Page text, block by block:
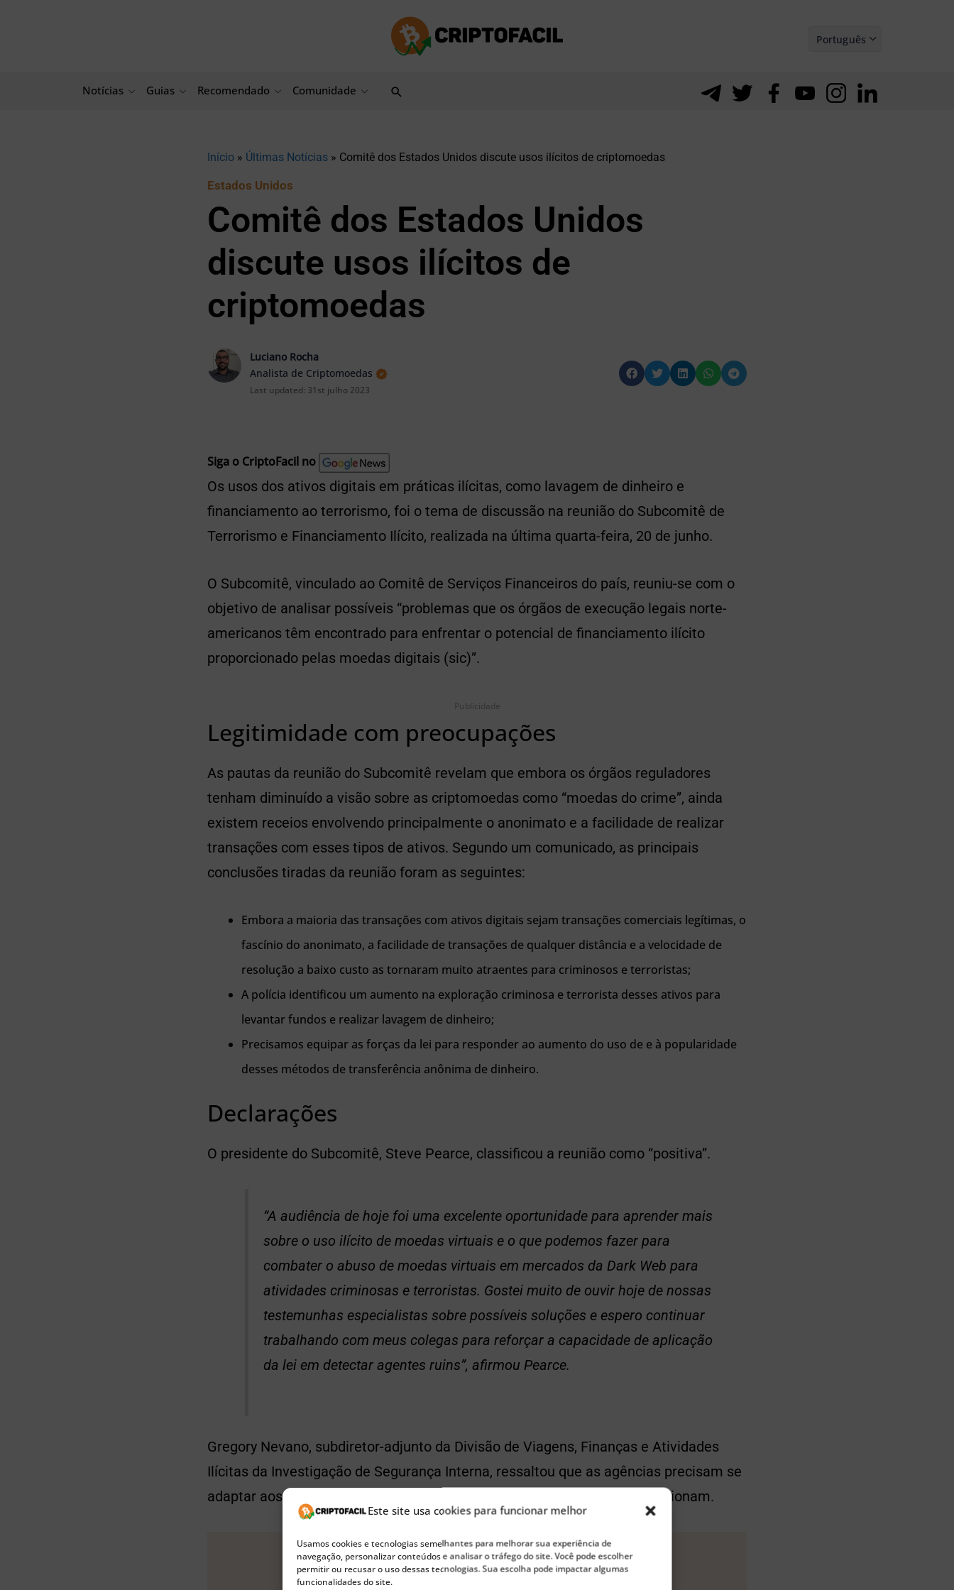
Este site usa cookies para funcionar melhor
Usamos cookies e tecnologias semelhantes para melhorar sua experiência de
navegação, personalizar conteúdos e analisar o tráfego do site. Você pode escolher
permitir ou recusar o uso dessas tecnologias. Sua escolha pode impactar algumas
funcionalidades do site.
Português
Notícias Guias Recomendado Comunidade Pesquisar
Início » Últimas Notícias » Comitê dos Estados Unidos discute usos ilícitos de criptomoedas
Estados Unidos
Comitê dos Estados Unidos
discute usos ilícitos de
criptomoedas
Luciano Rocha
Analista de Criptomoedas
Last updated: 31st julho 2023
Siga o CriptoFacil no
Os usos dos ativos digitais em práticas ilícitas, como lavagem de dinheiro e
financiamento ao terrorismo, foi o tema de discussão na reunião do Subcomitê de
Terrorismo e Financiamento Ilícito, realizada na última quarta-feira, 20 de junho.
O Subcomitê, vinculado ao Comitê de Serviços Financeiros do país, reuniu-se com o
objetivo de analisar possíveis “problemas que os órgãos de execução legais norte-
americanos têm encontrado para enfrentar o potencial de financiamento ilícito
proporcionado pelas moedas digitais (sic)”.
Publicidade
Legitimidade com preocupações
As pautas da reunião do Subcomitê revelam que embora os órgãos reguladores
tenham diminuído a visão sobre as criptomoedas como “moedas do crime”, ainda
existem receios envolvendo principalmente o anonimato e a facilidade de realizar
transações com esses tipos de ativos. Segundo um comunicado, as principais
conclusões tiradas da reunião foram as seguintes:
Embora a maioria das transações com ativos digitais sejam transações comerciais legítimas, o
fascínio do anonimato, a facilidade de transações de qualquer distância e a velocidade de
resolução a baixo custo as tornaram muito atraentes para criminosos e terroristas;
A polícia identificou um aumento na exploração criminosa e terrorista desses ativos para
levantar fundos e realizar lavagem de dinheiro;
Precisamos equipar as forças da lei para responder ao aumento do uso de e à popularidade
desses métodos de transferência anônima de dinheiro.
Declarações
O presidente do Subcomitê, Steve Pearce, classificou a reunião como “positiva”.
“A audiência de hoje foi uma excelente oportunidade para aprender mais
sobre o uso ilícito de moedas virtuais e o que podemos fazer para
combater o abuso de moedas virtuais em mercados da Dark Web para
atividades criminosas e terroristas. Gostei muito de ouvir hoje de nossas
testemunhas especialistas sobre possíveis soluções e espero continuar
trabalhando com meus colegas para reforçar a capacidade de aplicação
da lei em detectar agentes ruins”, afirmou Pearce.
Gregory Nevano, subdiretor-adjunto da Divisão de Viagens, Finanças e Atividades
Ilícitas da Investigação de Segurança Interna, ressaltou que as agências precisam se
adaptar aos grandes avanços que a tecnologia dos ativos digitais proporcionam.
🚀 Buscando a próxima moeda 100x?
Confira nossas sugestões de Pre-Sales para investir agora